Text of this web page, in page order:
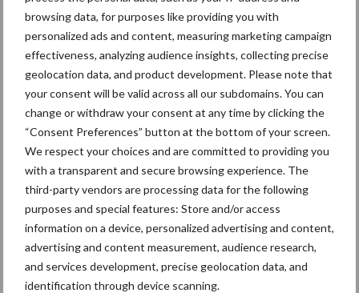
browsing data, for purposes like providing you with
personalized ads and content, measuring marketing campaign
effectiveness, analyzing audience insights, collecting precise
geolocation data, and product development. Please note that
your consent will be valid across all our subdomains. You can
change or withdraw your consent at any time by clicking the
“Consent Preferences” button at the bottom of your screen.
We respect your choices and are committed to providing you
with a transparent and secure browsing experience. The
third-party vendors are processing data for the following
purposes and special features: Store and/or access
information on a device, personalized advertising and content,
advertising and content measurement, audience research,
and services development, precise geolocation data, and
identification through device scanning.
kilogram melk
Pöttinger introduceert
compacte dubbelrotor-
zwadhark in de hef
Themapagina's
Diergezondheid Bemesting Fokkerij